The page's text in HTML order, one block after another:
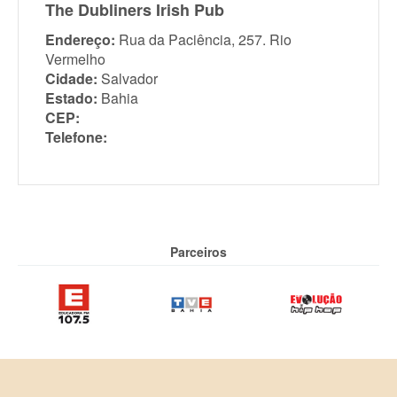
The Dubliners Irish Pub
Endereço: Rua da Paciência, 257. Rio
Vermelho
Cidade: Salvador
Estado: Bahia
CEP:
Telefone:
Parceiros